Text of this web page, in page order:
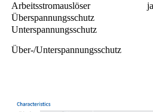
Arbeitsstromauslöser
ja
Überspannungsschutz
Unterspannungsschutz
Über-/Unterspannungsschutz